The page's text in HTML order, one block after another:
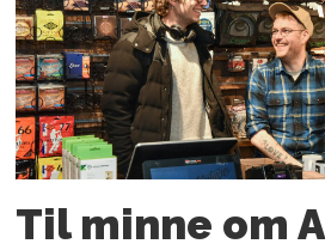
Til minne om